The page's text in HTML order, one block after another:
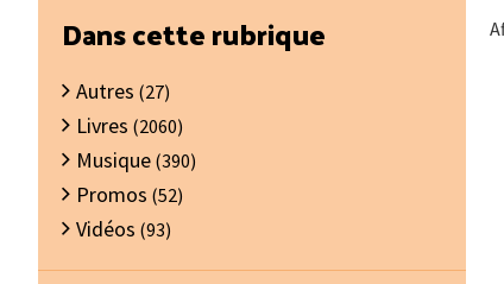
Barre
latérale
principale
Dans cette rubrique
Autres (27)
Livres (2060)
Musique (390)
Promos (52)
Vidéos (93)